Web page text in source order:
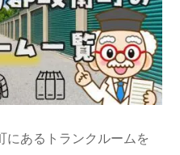
にあるトランクルームを